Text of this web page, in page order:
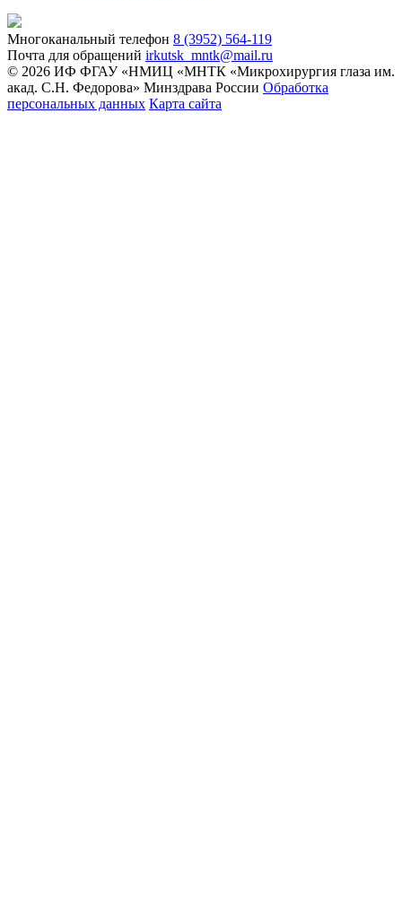
Многоканальный телефон 8 (3952) 564-119
Почта для обращений irkutsk_mntk@mail.ru
© 2026 ИФ ФГАУ «НМИЦ «МНТК «Микрохирургия глаза им.
акад. С.Н. Федорова» Минздрава России Обработка
персональных данных Карта сайта